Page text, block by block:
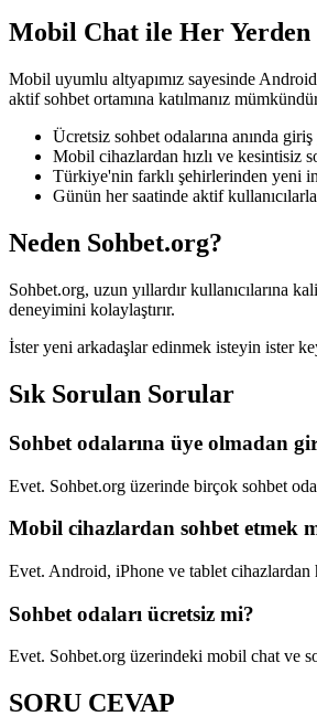
Mobil Chat ile Her Yerden
Mobil uyumlu altyapımız sayesinde
aktif sohbet ortamına katılmanız
Ücretsiz sohbet odalarına anında
Mobil cihazlardan hızlı ve kesintisiz
Türkiye'nin farklı şehirlerinden yeni
Günün her saatinde aktif
Neden Sohbet.org?
Sohbet.org, uzun yıllardır kullanıcılarına
deneyimini kolaylaştırır.
İster yeni arkadaşlar edinmek isteyin ister
Sık Sorulan Sorular
Sohbet odalarına üye olmadan
Evet. Sohbet.org üzerinde birçok sohbet
Mobil cihazlardan sohbet etmek
Evet. Android, iPhone ve tablet cihazlardan
Sohbet odaları ücretsiz mi?
Evet. Sohbet.org üzerindeki mobil chat ve
SORU CEVAP